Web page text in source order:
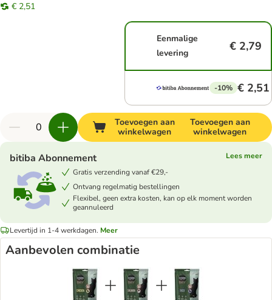
€ 2,51
Eenmalige
levering
€ 2,79
-10% € 2,51
Toevoegen aan
winkelwagen
Toevoegen aan
winkelwagen
bitiba Abonnement
Lees meer
Gratis verzending vanaf €29,-
Ontvang regelmatig bestellingen
Flexibel, geen extra kosten, kan op elk moment worden
geannuleerd
Levertijd in 1-4 werkdagen. Meer
Aanbevolen combinatie